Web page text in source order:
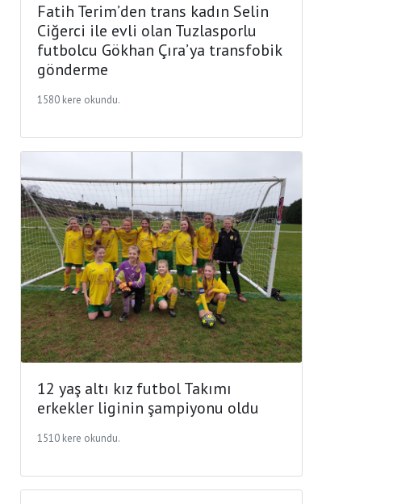
Fatih Terim’den trans kadın Selin
Ciğerci ile evli olan Tuzlasporlu
futbolcu Gökhan Çıra’ya transfobik
gönderme
1580 kere okundu.
12 yaş altı kız futbol Takımı
erkekler liginin şampiyonu oldu
1510 kere okundu.